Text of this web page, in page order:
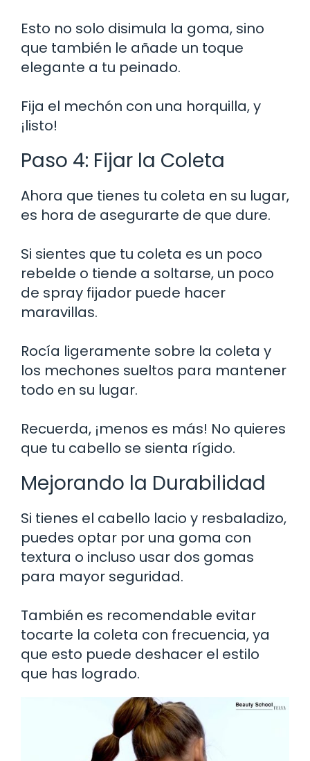
Esto no solo disimula la goma, sino
que también le añade un toque
elegante a tu peinado.
Fija el mechón con una horquilla, y
¡listo!
Paso 4: Fijar la Coleta
Ahora que tienes tu coleta en su lugar,
es hora de asegurarte de que dure.
Si sientes que tu coleta es un poco
rebelde o tiende a soltarse, un poco
de spray fijador puede hacer
maravillas.
Rocía ligeramente sobre la coleta y
los mechones sueltos para mantener
todo en su lugar.
Recuerda, ¡menos es más! No quieres
que tu cabello se sienta rígido.
Mejorando la Durabilidad
Si tienes el cabello lacio y resbaladizo,
puedes optar por una goma con
textura o incluso usar dos gomas
para mayor seguridad.
También es recomendable evitar
tocarte la coleta con frecuencia, ya
que esto puede deshacer el estilo
que has logrado.